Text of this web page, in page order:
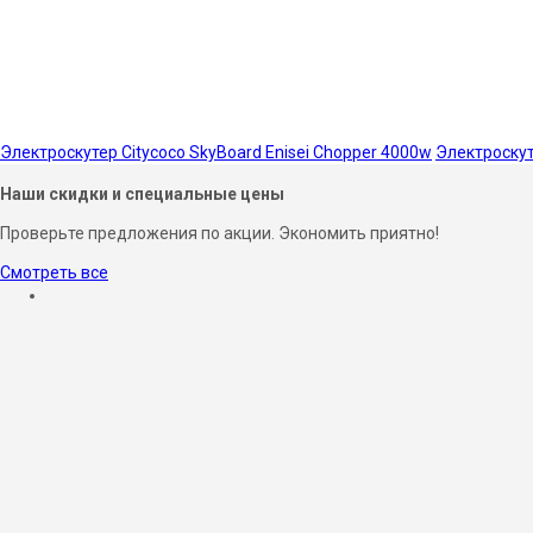
Электроскутер Citycoco SkyBoard Enisei Chopper 4000w
Наши скидки и специальные цены
Проверьте предложения по акции. Экономить приятно!
Смотреть все